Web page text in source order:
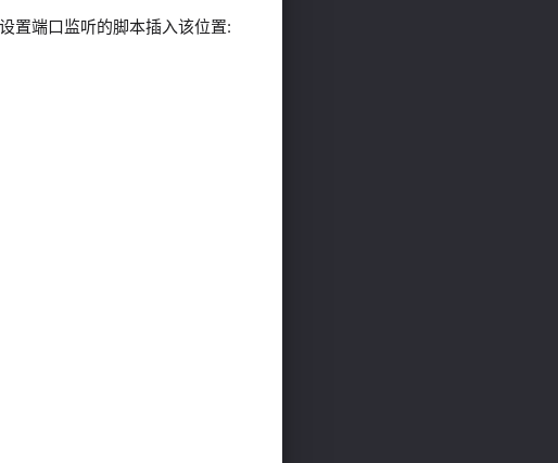
置端口监听的脚本插入该位置: